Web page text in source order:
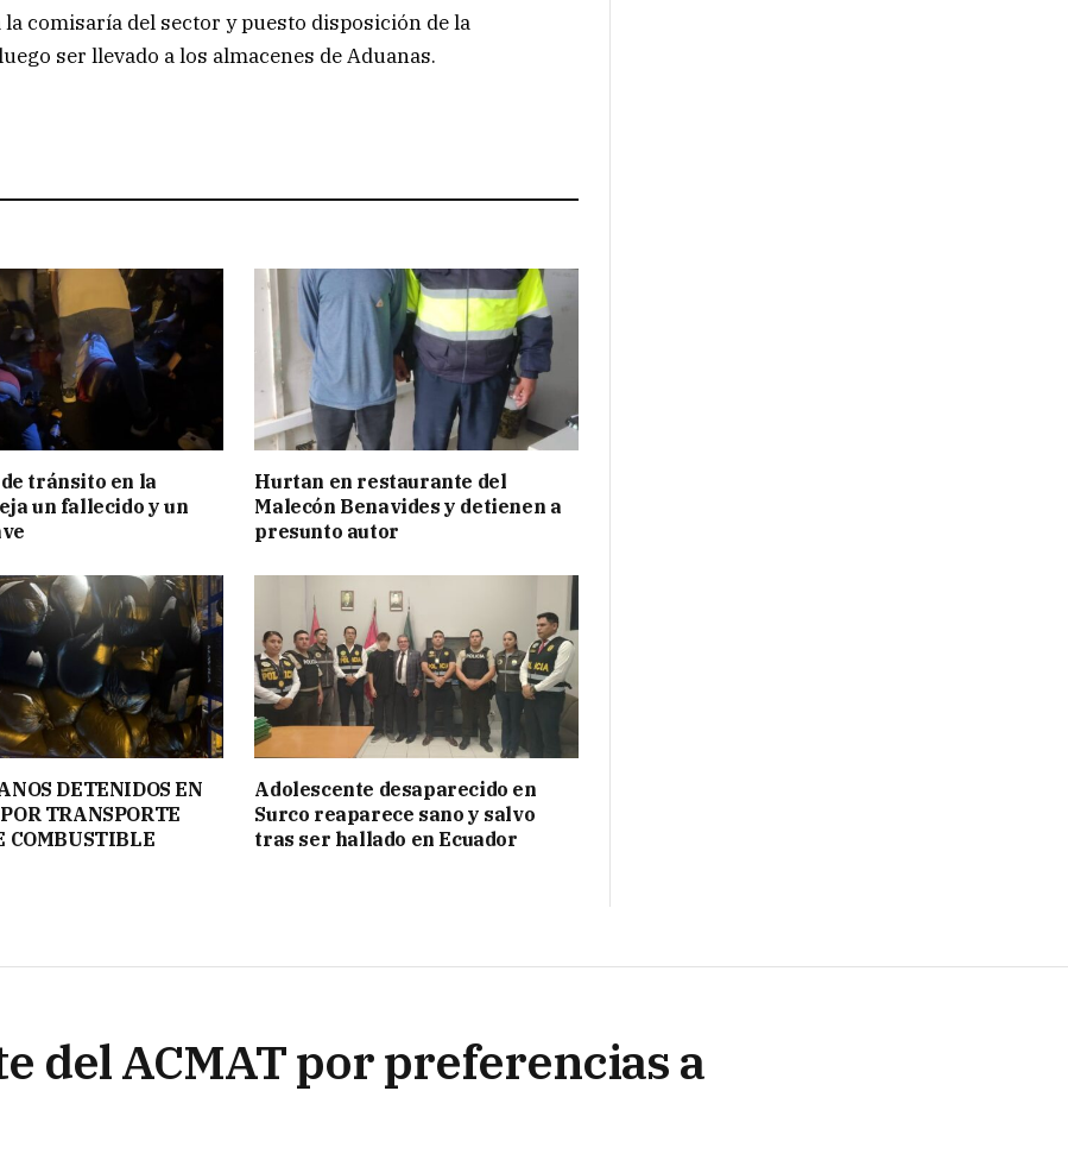
comisaría del sector y puesto disposición de la
ser llevado a los almacenes de Aduanas.
tránsito en la
un fallecido y un
Hurtan en restaurante del
Malecón Benavides y detienen a
presunto autor
DETENIDOS EN
TRANSPORTE
COMBUSTIBLE
Adolescente desaparecido en
Surco reaparece sano y salvo
tras ser hallado en Ecuador
del ACMAT por preferencias a